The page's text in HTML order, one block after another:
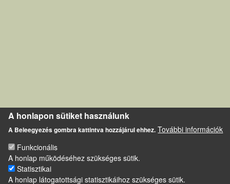
A honlapon sütiket használunk
A Beleegyezés gombra kattintva hozzájárul ehhez. További információk
Funkcionális
A honlap működéséhez szükséges sütik.
Statisztikai
A honlap látogatottsági statisztikáihoz szükséges sütik.